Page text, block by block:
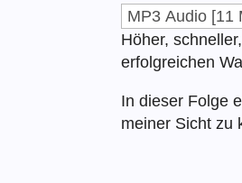
Höher,
erfolgreichen
In dieser Folge
meiner Sicht zu